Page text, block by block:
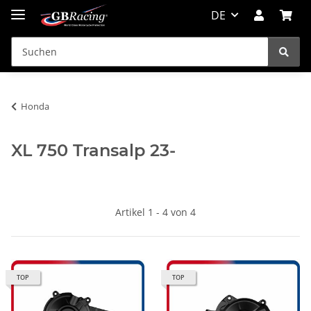
DE
Honda
XL 750 Transalp 23-
Artikel 1 - 4 von 4
TOP TOP